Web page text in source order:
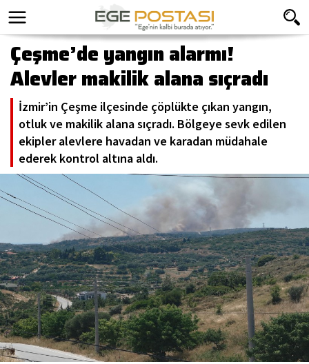
Çeşme’de yangın alarmı!
Alevler makilik alana sıçradı
İzmir’in Çeşme ilçesinde çöplükte çıkan yangın,
otluk ve makilik alana sıçradı. Bölgeye sevk edilen
ekipler alevlere havadan ve karadan müdahale
ederek kontrol altına aldı.